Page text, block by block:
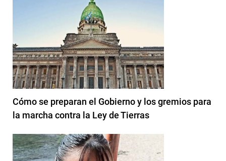
Cómo se preparan el Gobierno y los gremios para
la marcha contra la Ley de Tierras